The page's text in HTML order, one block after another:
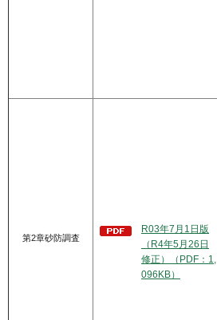
第2章砂防調査
R03年7月1日版
（R4年5月26日
修正）（PDF：1,
096KB）